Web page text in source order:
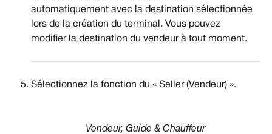
automatiquement avec la destination sélectionnée
lors de la création du terminal. Vous pouvez
modifier la destination du vendeur à tout moment.
Sélectionnez la fonction du « Seller (Vendeur) ».
Vendeur, Guide & Chauffeur